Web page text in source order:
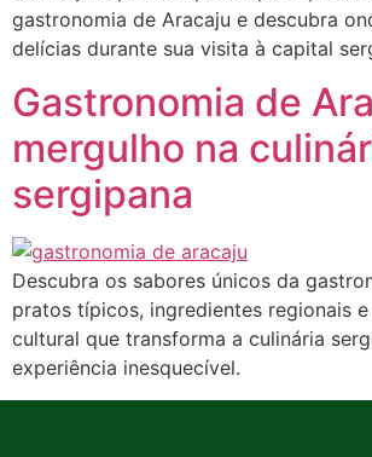
gastronomia de Aracaju e descubra
delícias durante sua visita à capital
Gastronomia de
mergulho na
sergipana
Descubra os sabores únicos da
pratos típicos, ingredientes regionais
cultural que transforma a culinária
experiência inesquecível.